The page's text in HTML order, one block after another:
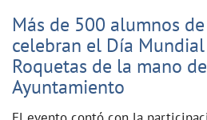
Más de 500 alumnos
celebran el Día
Roquetas de la mano
Ayuntamiento